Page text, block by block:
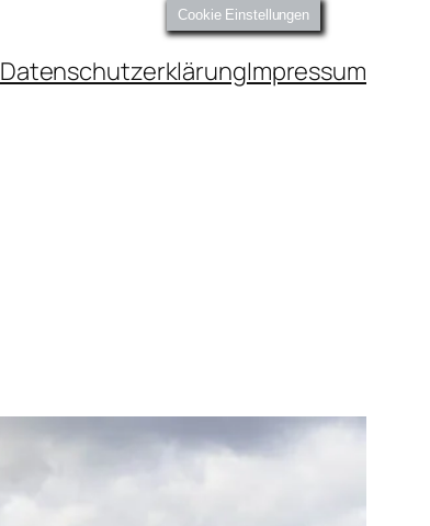
DatenschutzerklärungImpressum
Cookie Einstellungen